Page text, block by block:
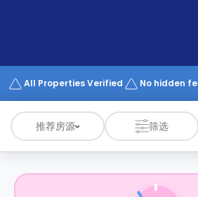
Works
All Properties Verified No hidden
推荐房源 筛选